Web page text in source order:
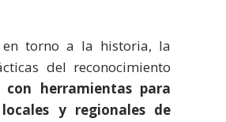
en torno a la historia, la
del reconocimiento
herramientas para
y regionales de